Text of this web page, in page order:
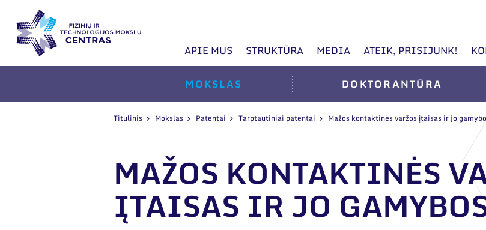
APIE MUS STRUKTŪRA MEDIA ATEIK, PRISIJUNK!
MOKSLAS DOKTORANTŪRA
Titulinis Mokslas Patentai Tarptautiniai patentai Mažos kontaktinės varžos įtaisas ir jo
MAŽOS KONTAKTINĖS
ĮTAISAS IR JO